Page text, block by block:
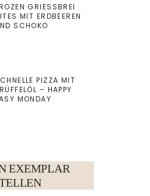
GRIESSBREI B
MIT ERDBEEREN U
SCHOKO
PIZZA MIT
– HAPPY
MONDAY
EXEMPLAR